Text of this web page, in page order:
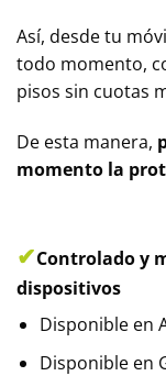
Así, desde tu
todo momento,
pisos sin cuotas
De esta manera,
momento la
✔Controlado y
dispositivos
Disponible en
Disponible en